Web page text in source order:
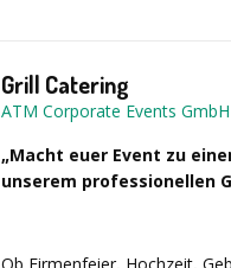
Dauer: ca. 3 – 4,5
Grill Catering
ATM Corporate Events GmbH
„Macht euer Event zu
unserem professionellen